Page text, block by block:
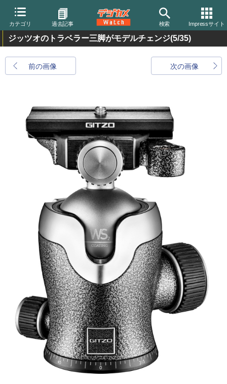
カテゴリ 過去記事 検索 Impressサイト
ジッツオのトラベラー三脚がモデルチェンジ(5/35)
前の画像 次の画像